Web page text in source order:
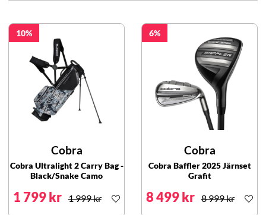
10
Cobra
Cobra Ultralight 2 Carry Bag -
Black/Snake Camo
1 799 kr 1 999 kr
6
Cobra
Cobra Baffler 2025 Järnset
Grafit
8 499 kr 8 999 kr